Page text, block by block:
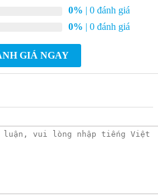
Của Vòi Sen Tắm
Nóng Lạnh Tay Sen
nghệ Air in Shower giúp tăng áp
mạnh mẽ, sảng khoái
0% | 0 đánh giá
0% | 0 đánh giá
GIÁ NGAY